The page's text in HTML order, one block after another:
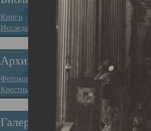
Книги
Исследования
Архив
Фотокопии дел
Крестные ходы
Галерея
собора
XVIII
второе
Один из